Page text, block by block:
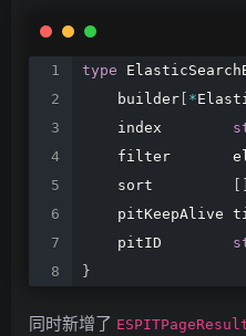
type
builder *
index
filter
sort
pitKeepAlive
pitID
}
同时新增了